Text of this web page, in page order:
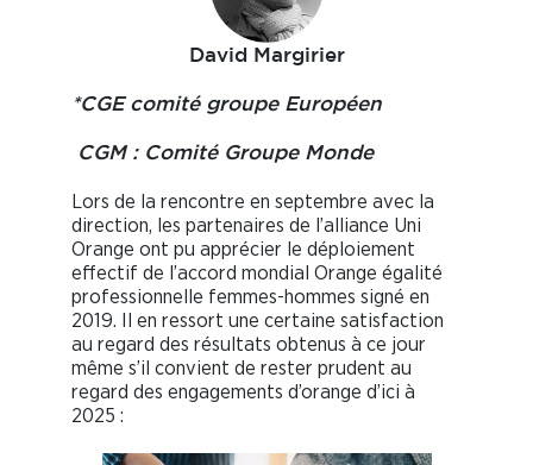
David Margirier
*CGE comité groupe Européen
CGM : Comité Groupe Monde
Lors de la rencontre en septembre avec la
direction, les partenaires de l’alliance Uni
Orange ont pu apprécier le déploiement
effectif de l’accord mondial Orange égalité
professionnelle femmes-hommes signé en
2019. Il en ressort une certaine satisfaction
au regard des résultats obtenus à ce jour
même s’il convient de rester prudent au
regard des engagements d’orange d’ici à
2025 :